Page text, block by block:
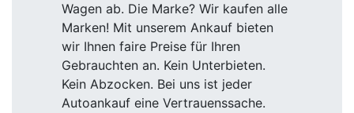
Wagen ab. Die Marke? Wir kaufen alle
Marken! Mit unserem Ankauf bieten
wir Ihnen faire Preise für Ihren
Gebrauchten an. Kein Unterbieten.
Kein Abzocken. Bei uns ist jeder
Autoankauf eine Vertrauenssache.